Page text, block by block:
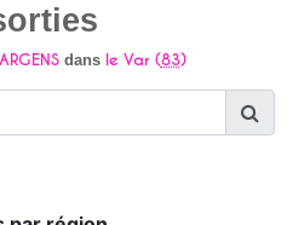
dans le Var (83)